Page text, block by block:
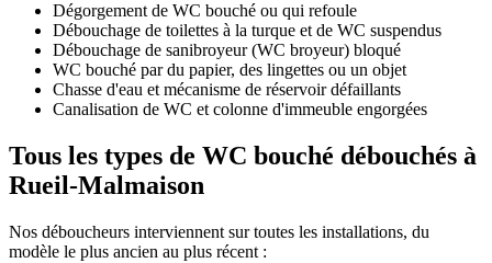
Dégorgement de WC bouché ou qui refoule
Débouchage de toilettes à la turque et de WC suspendus
Débouchage de sanibroyeur (WC broyeur) bloqué
WC bouché par du papier, des lingettes ou un objet
Chasse d'eau et mécanisme de réservoir défaillants
Canalisation de WC et colonne d'immeuble engorgées
Tous les types de WC bouché débouchés à
Rueil-Malmaison
Nos déboucheurs interviennent sur toutes les installations, du
modèle le plus ancien au plus récent :